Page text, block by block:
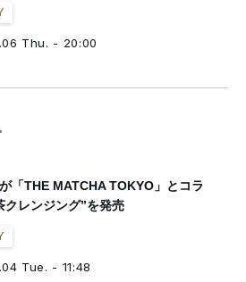
Thu. - 20:00
「THE MATCHA TOKYO」とコラ
レンジング”を発売
Tue. - 11:48